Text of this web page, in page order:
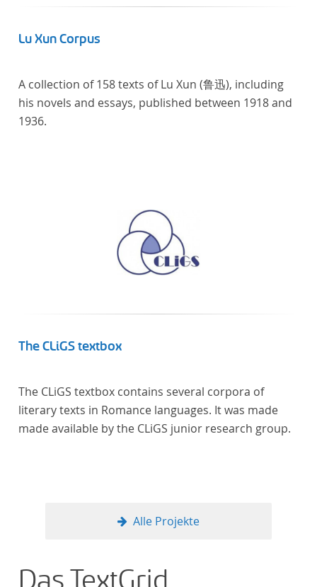
Lu Xun Corpus
A collection of 158 texts of Lu Xun (鲁迅), including
his novels and essays, published between 1918 and
1936.
The CLiGS textbox
The CLiGS textbox contains several corpora of
literary texts in Romance languages. It was made
made available by the CLiGS junior research group.
Alle Projekte